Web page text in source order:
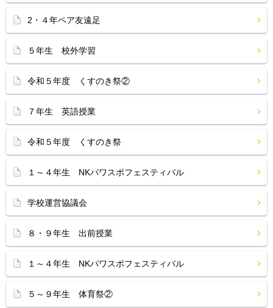
2・４年ペア友遠足
５年生 校外学習
令和５年度 くすのき祭②
７年生 英語授業
令和５年度 くすのき祭
１～４年生 NKパワスポフェスティバル
学校運営協議会
８・９年生 出前授業
１～４年生 NKパワスポフェスティバル
５～９年生 体育祭②